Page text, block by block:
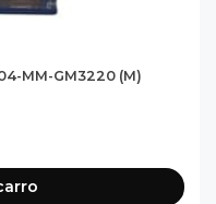
MM-GM3220 (M)